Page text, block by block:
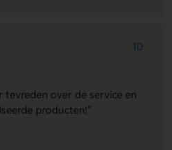
10
tevreden over de service en
producten!"